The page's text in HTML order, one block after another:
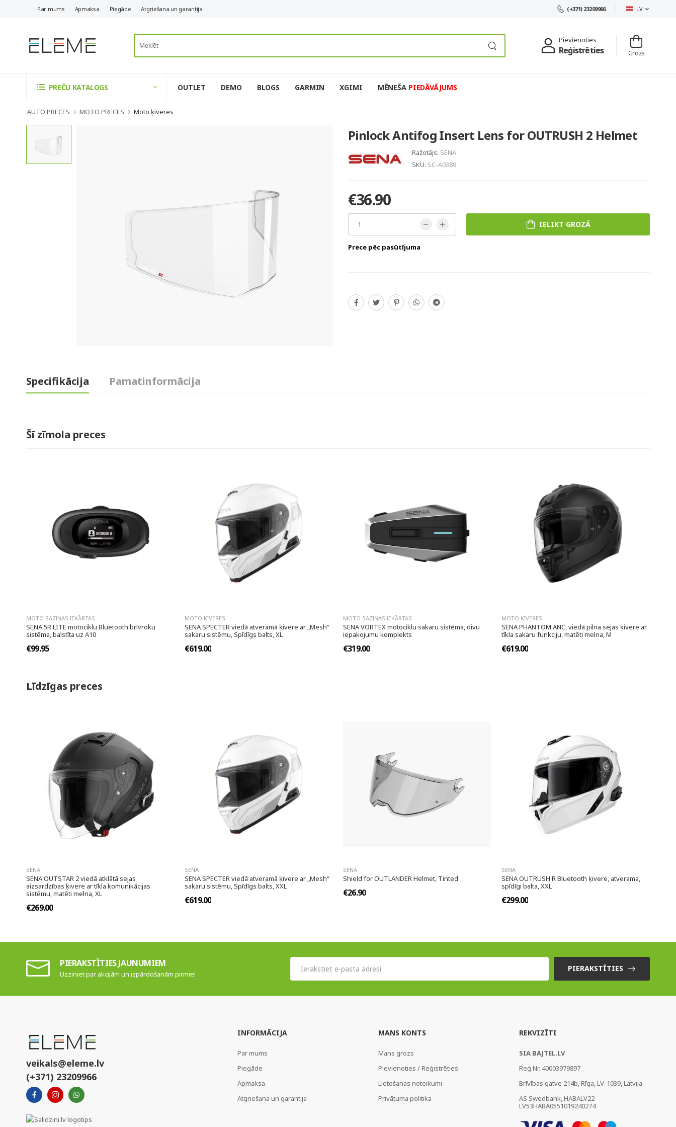
Par mums Apmaksa Piegāde Atgriešana un garantija (+371) 23209966 LV
Pievienoties
Reģistrēties Grozs
PREČU KATALOGS OUTLET DEMO BLOGS GARMIN XGIMI MĒNEŠA PIEDĀVĀJUMS
AUTO PRECES MOTO PRECES Moto ķiveres
Pinlock Antifog Insert Lens for OUTRUSH 2 Helmet
Ražotājs: SENA
SKU: SC-A0389
€36.90
IELIKT GROZĀ
Prece pēc pasūtījuma
Specifikācija Pamatinformācija
Šī zīmola preces
MOTO SAZIŅAS IEKĀRTAS
SENA 5R LITE motociklu Bluetooth brīvroku
sistēma, balstīta uz A10
€99.95
MOTO ĶIVERES
SENA SPECTER viedā atveramā ķivere ar „Mesh“
sakaru sistēmu, Spīdīgs balts, XL
€619.00
MOTO SAZIŅAS IEKĀRTAS
SENA VORTEX motociklu sakaru sistēma, divu
iepakojumu komplekts
€319.00
MOTO ĶIVERES
SENA PHANTOM ANC, viedā pilna sejas ķivere ar
tīkla sakaru funkciju, matēti melna, M
€619.00
Līdzīgas preces
SENA
SENA OUTSTAR 2 viedā atklātā sejas
aizsardzības ķivere ar tīkla komunikācijas
sistēmu, matēti melna, XL
€269.00
SENA
SENA SPECTER viedā atveramā ķivere ar „Mesh“
sakaru sistēmu, Spīdīgs balts, XXL
€619.00
SENA
Shield for OUTLANDER Helmet, Tinted
€26.90
SENA
SENA OUTRUSH R Bluetooth ķivere, atverama,
spīdīgi balta, XXL
€299.00
PIERAKSTĪTIES JAUNUMIEM
Uzziniet par akcijām un izpārdošanām pirmie!
PIERAKSTĪTIES
veikals@eleme.lv
(+371) 23209966
INFORMĀCIJA
Par mums
Piegāde
Apmaksa
Atgriešana un garantija
MANS KONTS
Mans grozs
Pievienoties / Reģistrēties
Lietošanas noteikumi
Privātuma politika
REKVIZĪTI
SIA BAJTEL.LV
Reģ Nr. 40003979897
Brīvības gatve 214b, Rīga, LV-1039, Latvija
AS Swedbank, HABALV22
LV53HABA0551019240274